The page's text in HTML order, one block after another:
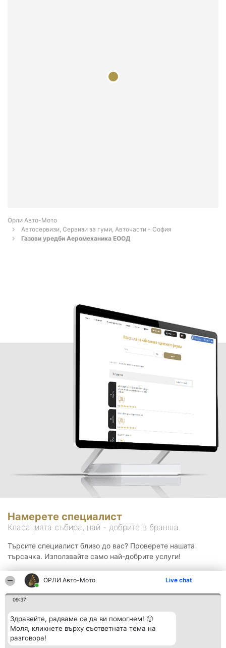
ОРЛИ Aвто-Mото Live chat
09:37
Здравейте, радваме се да ви помогнем! 🙂
Моля, кликнете върху съответната тема на
разговора!
Орли Aвто-Mото
Автосервизи, Сервизи за гуми, Авточасти - София
Газови уредби Аеромеханика ЕООД
Намерете специалист
Класацията събира, най - добрите в бранша.
Търсите специалист близо до вас? Проверете нашата
търсачка. Използвайте само най-добрите услуги!